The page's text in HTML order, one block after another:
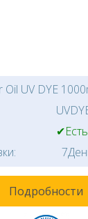
UV DYE
Подробности